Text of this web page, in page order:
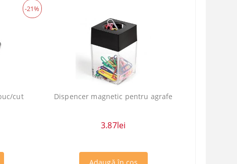
cut
-21%
Dispencer magnetic pentru agrafe
3.87lei